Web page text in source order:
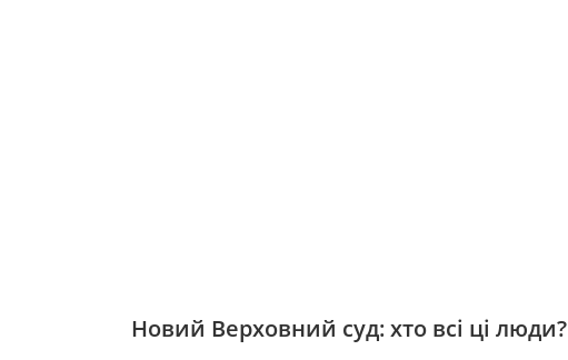
Новий Верховний суд: хто всі ці люди?